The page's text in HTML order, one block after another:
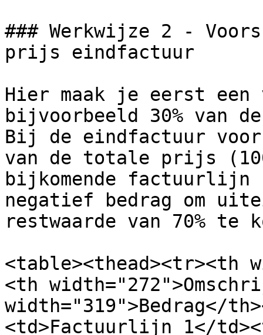
### Werkwijze 2 -
prijs eindfactuur
Hier maak je eerst een
bijvoorbeeld 30%
Bij de eindfactuur
van de totale prijs
bijkomende factuurlijn
negatief bedrag om
restwaarde van 70% te
<table><thead><tr><th
<th
width="319">Bedrag</
<td>Factuurlijn 1</